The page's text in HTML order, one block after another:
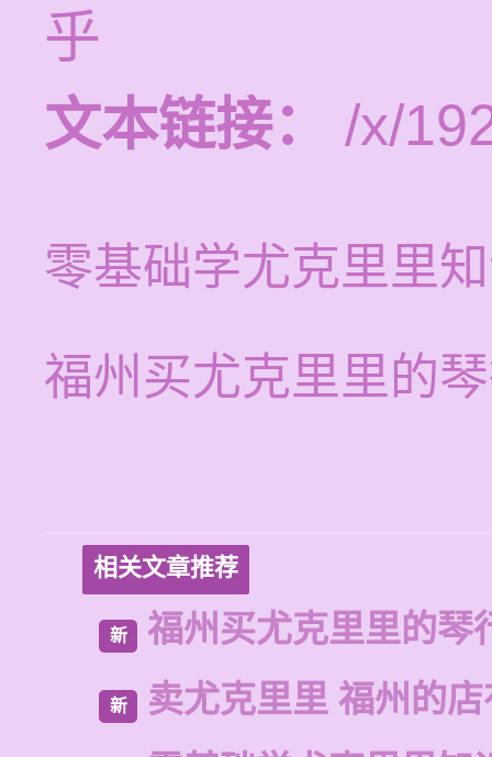
乎
文本链接：
/x/
零基础学尤克里里
福州买尤克里里的
相关文章推荐
新 福州买尤克里里的琴
新
卖尤克里里 福州的